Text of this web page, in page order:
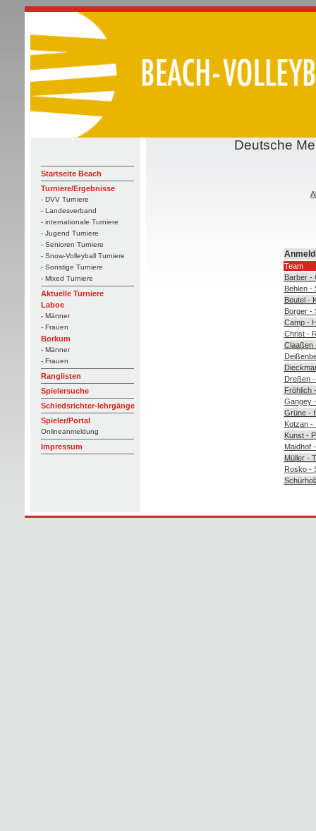
Startseite Beach
Turniere/Ergebnisse
- DVV Turniere
- Landesverband
- internationale Turniere
- Jugend Turniere
- Senioren Turniere
- Snow-Volleyball Turniere
- Sonstige Turniere
- Mixed Turniere
Aktuelle Turniere
Laboe
- Männer
- Frauen
Borkum
- Männer
- Frauen
Ranglisten
Spielersuche
Schiedsrichter-lehrgänge
Spieler/Portal
Onlineanmeldung
Impressum
Deutsche
Team
Barber -
Behlen -
Beutel -
Borger -
Camp -
Christ -
Claaßen
Dreßen
Fröhlich
Gangey
Grüne -
Kotzan -
Kunst -
Maidhof
Müller -
Rosko -